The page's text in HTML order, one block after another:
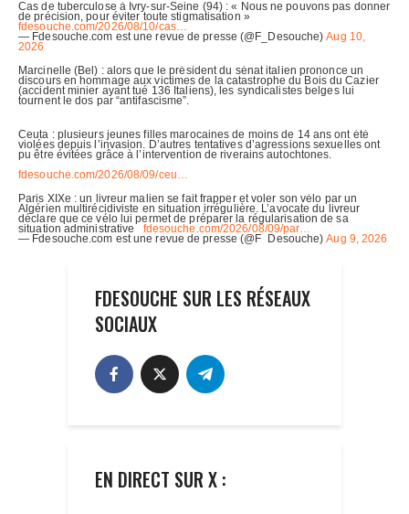
FDESOUCHE SUR LES RÉSEAUX
SOCIAUX
EN DIRECT SUR X :